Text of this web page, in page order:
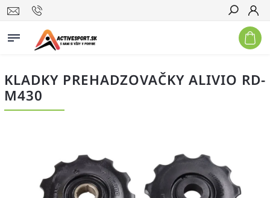
Hľadať
KLADKY PREHADZOVAČKY ALIVIO RD-
M430